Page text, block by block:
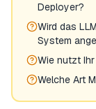
Deployer?
Wird das
System
Wie nutzt
Welche Art